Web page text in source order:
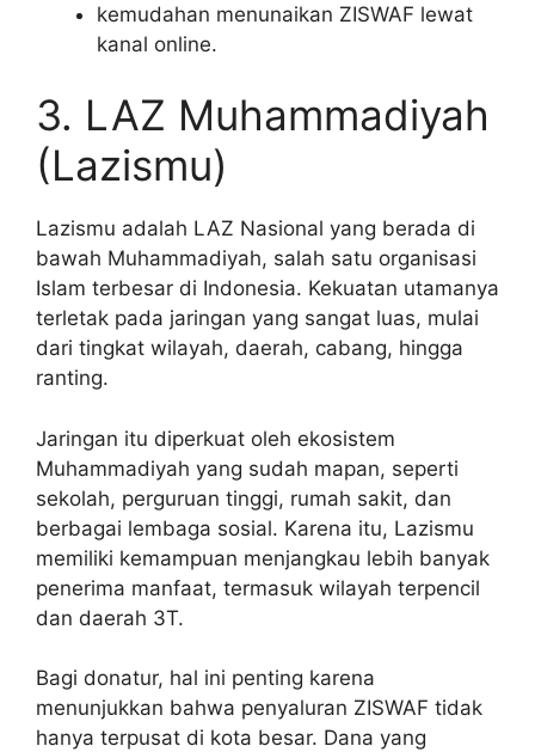
kemudahan menunaikan ZISWAF lewat
kanal online.
3. LAZ Muhammadiyah
(Lazismu)
Lazismu adalah LAZ Nasional yang berada di
bawah Muhammadiyah, salah satu organisasi
Islam terbesar di Indonesia. Kekuatan utamanya
terletak pada jaringan yang sangat luas, mulai
dari tingkat wilayah, daerah, cabang, hingga
ranting.
Jaringan itu diperkuat oleh ekosistem
Muhammadiyah yang sudah mapan, seperti
sekolah, perguruan tinggi, rumah sakit, dan
berbagai lembaga sosial. Karena itu, Lazismu
memiliki kemampuan menjangkau lebih banyak
penerima manfaat, termasuk wilayah terpencil
dan daerah 3T.
Bagi donatur, hal ini penting karena
menunjukkan bahwa penyaluran ZISWAF tidak
hanya terpusat di kota besar. Dana yang